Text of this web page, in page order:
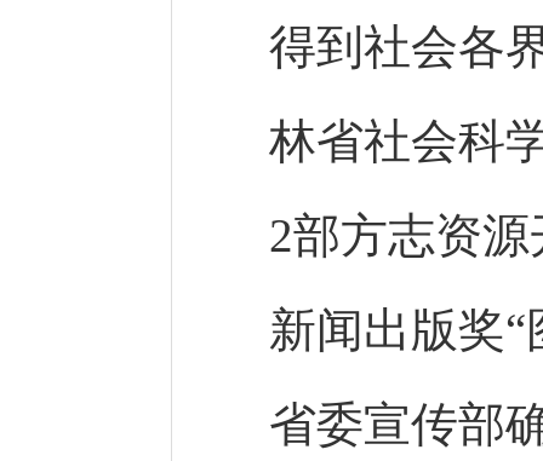
得到社会各
林省社会科
2部方志资
新闻出版奖
省委宣传部